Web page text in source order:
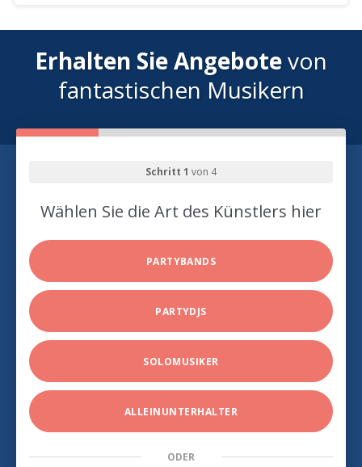
Erhalten Sie Angebotevon
fantastischen Musikern
Schritt 1 von 4
Wählen Sie die Art des Künstlers hier
PARTYBANDS
PARTYDJS
SOLOMUSIKER
ALLEINUNTERHALTER
ODER